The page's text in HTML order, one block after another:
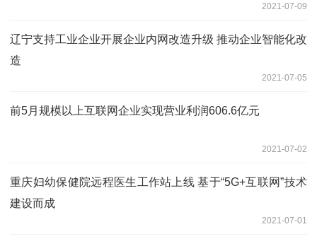
2021-07-09
辽宁支持工业企业开展企业内网改造升级 推动企业智能化改
造
2021-07-05
前5月规模以上互联网企业实现营业利润606.6亿元
2021-07-02
重庆妇幼保健院远程医生工作站上线 基于“5G+互联网”技术
建设而成
2021-07-01